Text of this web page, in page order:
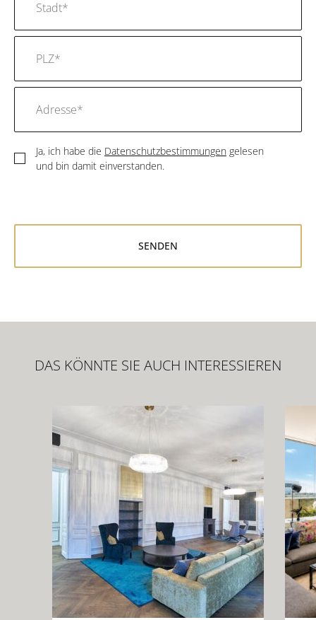
Ja, ich habe die Datenschutzbestimmungen gelesen
und bin damit einverstanden.
DAS KÖNNTE SIE AUCH INTERESSIEREN